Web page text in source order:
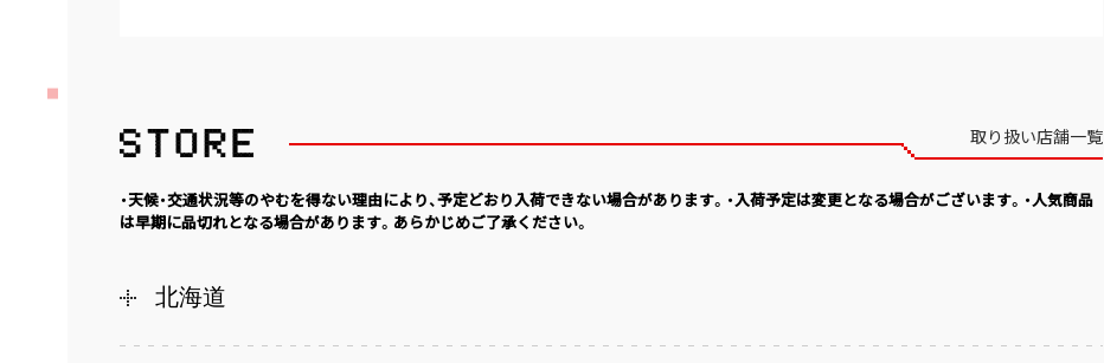
取り扱い店舗一覧
・天候・交通状況等のやむを得ない理由により、予定どおり入荷できない場合があります。・入荷予定は変更となる場合がございます。・人気商品
は早期に品切れとなる場合があります。あらかじめご了承ください。
北海道